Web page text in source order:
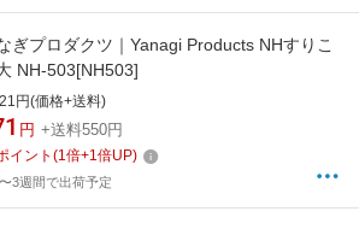
ぎプロダクツ｜Yanagi Products NHすりこ
NH-503[NH503]
円(価格+送料)
円 +送料550円
イント (1倍+1倍UP)
3週間で出荷予定